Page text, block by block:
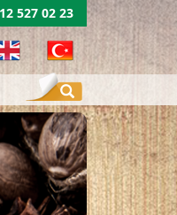
527 02 23